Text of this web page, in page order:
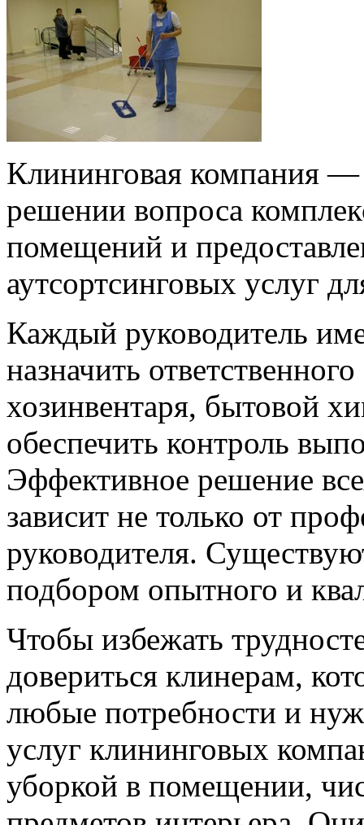
Клининговая компания
решении вопроса
помещений и
аутсортсинговых услуг
Каждый руководитель
назначить
хозинвентаря, бытовой
обеспечить контроль
Эффективное решение
зависит не только от
руководителя.
подбором опытного и
Чтобы избежать
довериться клинерам,
любые потребности и
услуг клининговых
уборкой в помещении,